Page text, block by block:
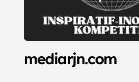
mediarjn.com